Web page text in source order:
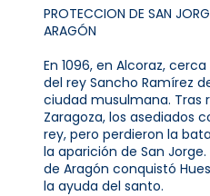
PROTECCION DE SAN
ARAGÓN
En 1096, en Alcoraz,
del rey Sancho Ramírez
ciudad musulmana. Tras
Zaragoza, los asediados
rey, pero perdieron la
la aparición de San
de Aragón conquistó
la ayuda del santo.